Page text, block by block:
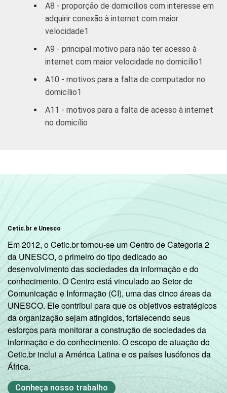
aproximadospara cada variável este
indicador.
Fonte: NIC.br - set/nov 2007
A8 - proporção de domicílios com interesse em
adquirir conexão à internet com maior
velocidade1
A9 - principal motivo para não ter acesso à
internet com maior velocidade no domicílio1
A10 - motivos para a falta de computador no
domicílio1
A11 - motivos para a falta de acesso à internet
no domicílio
Cetic.br e Unesco
Em 2012, o Cetic.br tornou-se um Centro de Categoria 2
da UNESCO, o primeiro do tipo dedicado ao
desenvolvimento das sociedades da informação e do
conhecimento. O Centro está vinculado ao Setor de
Comunicação e Informação (CI), uma das cinco áreas da
UNESCO. Ele contribui para que os objetivos estratégicos
da organização sejam atingidos, fortalecendo seus
esforços para monitorar a construção de sociedades da
informação e do conhecimento. O escopo de atuação do
Cetic.br inclui a América Latina e os países lusófonos da
África.
Conheça nosso trabalho